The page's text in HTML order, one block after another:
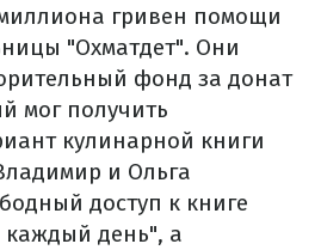
гривен помощи
"Охматдет". Они
фонд за донат
мог получить
кулинарной книги
и Ольга
доступ к книге
каждый день", а